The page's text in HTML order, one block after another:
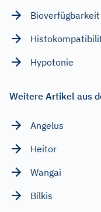
Bioverfügbarkeit
Hypotonie
Weitere Artikel aus
Angelus
Heitor
Wangai
Bilkis